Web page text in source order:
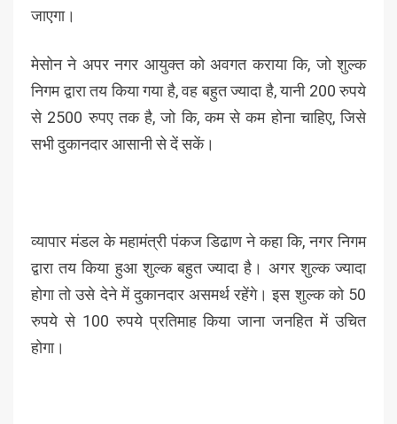
जाएगा।
मेसोन ने अपर नगर आयुक्त को अवगत कराया कि, जो शुल्क
निगम द्वारा तय किया गया है, वह बहुत ज्यादा है, यानी 200 रुपये
से 2500 रुपए तक है, जो कि, कम से कम होना चाहिए, जिसे
सभी दुकानदार आसानी से दें सकें।
व्यापार मंडल के महामंत्री पंकज डिढाण ने कहा कि, नगर निगम
द्वारा तय किया हुआ शुल्क बहुत ज्यादा है। अगर शुल्क ज्यादा
होगा तो उसे देने में दुकानदार असमर्थ रहेंगे। इस शुल्क को 50
रुपये से 100 रुपये प्रतिमाह किया जाना जनहित में उचित
होगा।